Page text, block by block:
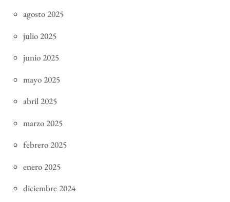
agosto 2025
julio 2025
junio 2025
mayo 2025
abril 2025
marzo 2025
febrero 2025
enero 2025
diciembre 2024